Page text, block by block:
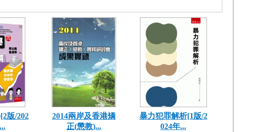
版/202
2014兩岸及香港矯
正(懲教)...
暴力犯罪解析[1版/2
024年...